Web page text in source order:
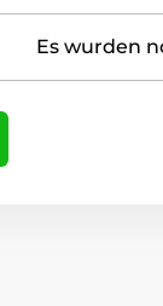
Es wurden